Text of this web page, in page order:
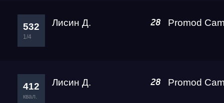
532
1/4
Лисин Д. 28
412
квал.
Лисин Д. 28